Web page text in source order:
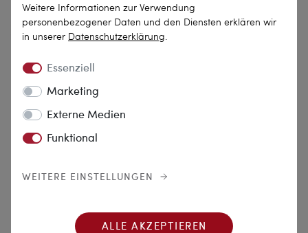
Rosige Zukunft
Schmaler Ring aus
hochkarätigem Roségold aus
790,00 €
Weitere Informationen zur Verwendung
personenbezogener Daten und den Diensten erklären wir
in unserer Daten­schutz­erklärung.
Essenziell
Marketing
Externe Medien
Funktional
WEITERE EINSTELLUNGEN
ALLE AKZEPTIEREN